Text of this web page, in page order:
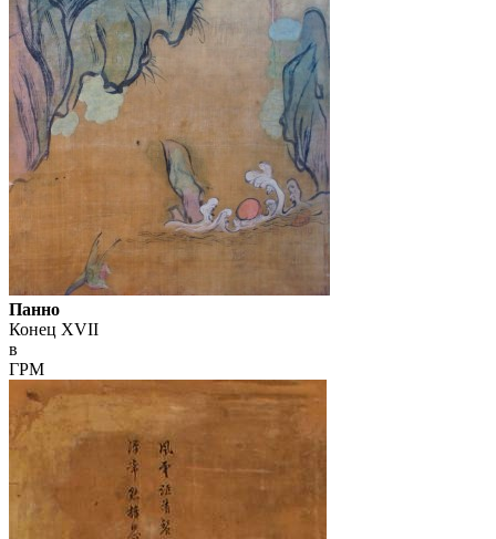
Панно
Конец XVII
в
ГРМ